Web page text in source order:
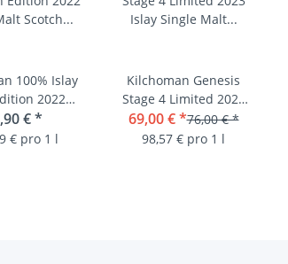
100% Islay
2022
Scotch
50% 0,7L
€*
€ pro 1 l
Kilchoman Genesis
Stage 4 Limited 2023
Islay Single Malt Scotch
Whisky 49,1% 0,7L
69,00 €*76,00 € *
98,57 € pro 1 l